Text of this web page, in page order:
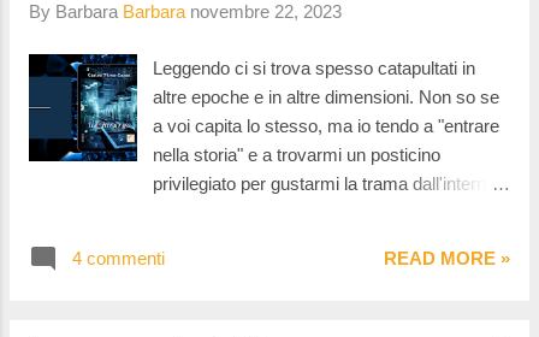
By Barbara Barbara novembre 22, 2023
Leggendo ci si trova spesso catapultati in
altre epoche e in altre dimensioni. Non so se
a voi capita lo stesso, ma io tendo a "entrare
nella storia" e a trovarmi un posticino
privilegiato per gustarmi la trama dall'interno:
tornare in dietro, e devo dire che la maggior
4 commenti READ MORE »